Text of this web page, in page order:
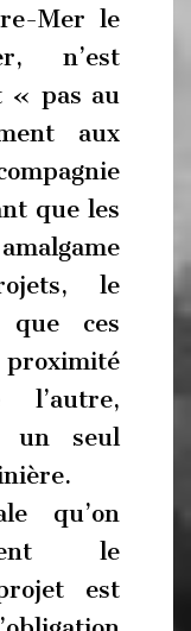
Mer le
n’est
« pas au
aux
que les
le
ces
l’autre,
un seul
qu’on
le
est